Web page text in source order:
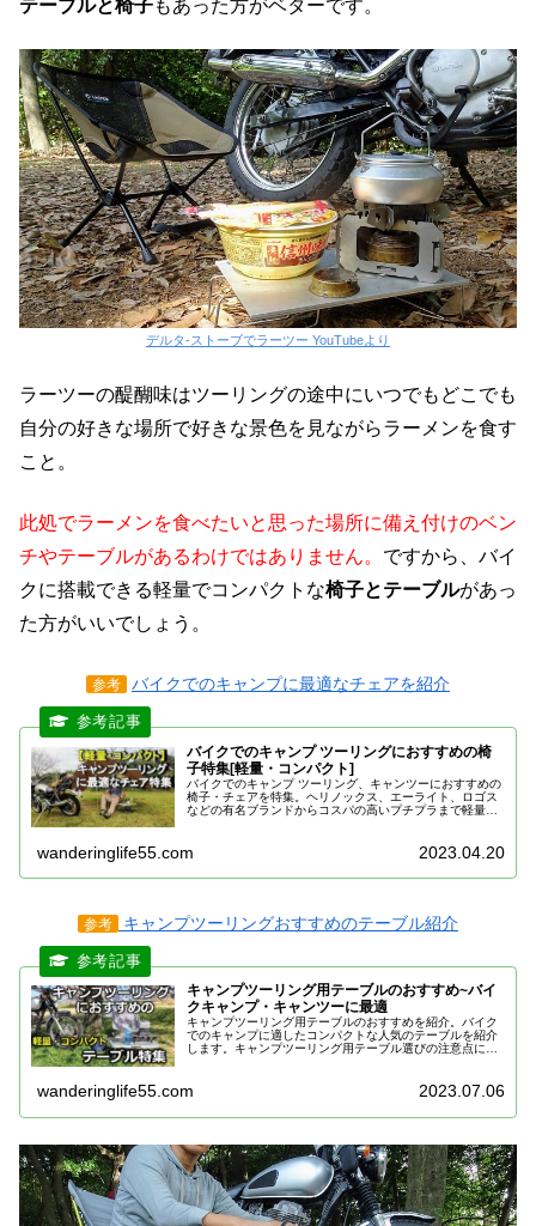
テーブルと椅子もあった方がベターです。
デルタ-ストーブでラーツー YouTubeより
ラーツーの醍醐味はツーリングの途中にいつでもどこでも
自分の好きな場所で好きな景色を見ながらラーメンを食す
こと。
此処でラーメンを食べたいと思った場所に備え付けのベン
チやテーブルがあるわけではありません。 ですから、バイ
クに搭載できる軽量でコンパクトな椅子とテーブルがあっ
た方がいいでしょう。
参考 バイクでのキャンプに最適なチェアを紹介
バイクでのキャンプ ツーリングにおすすめの椅
子特集[軽量・コンパクト]
バイクでのキャンプ ツーリング、キャンツーにおすすめの
椅子・チェアを特集。ヘリノックス、エーライト、ロゴス
などの有名ブランドからコスパの高いプチプラまで軽量・
wanderinglife55.com 2023.04.20
参考 キャンプツーリングおすすめのテーブル紹介
キャンプツーリング用テーブルのおすすめ~バイ
クキャンプ・キャンツーに最適
キャンプツーリング用テーブルのおすすめを紹介。バイク
でのキャンプに適したコンパクトな人気のテーブルを紹介
します。キャンプツーリング用テーブル選びの注意点につ
wanderinglife55.com 2023.07.06